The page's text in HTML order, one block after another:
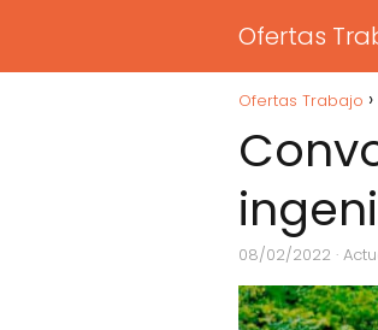
Ofertas
Ofertas Trabajo
08/02/2022 ·